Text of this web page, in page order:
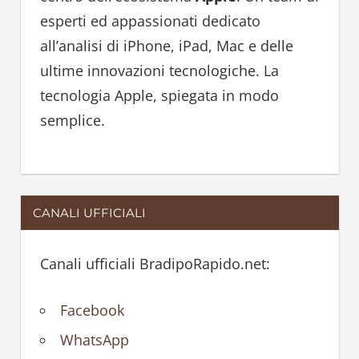
o
r
:
esperti ed appassionati dedicato
all’analisi di iPhone, iPad, Mac e delle
ultime innovazioni tecnologiche. La
tecnologia Apple, spiegata in modo
semplice.
CANALI UFFICIALI
Canali ufficiali BradipoRapido.net:
Facebook
WhatsApp